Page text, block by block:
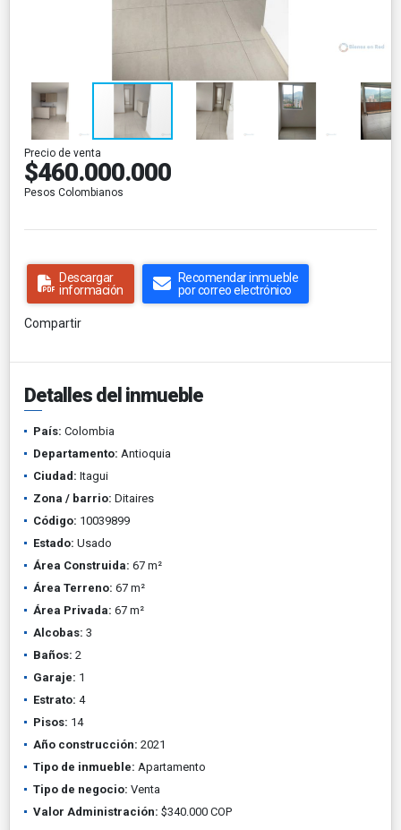
Precio de venta
$460.000.000
Pesos Colombianos
Descargar
información
Recomendar inmueble
por correo electrónico
Compartir
Detalles del inmueble
País: Colombia
Departamento: Antioquia
Ciudad: Itagui
Zona / barrio: Ditaires
Código: 10039899
Estado: Usado
Área Construida: 67 m²
Área Terreno: 67 m²
Área Privada: 67 m²
Alcobas: 3
Baños: 2
Garaje: 1
Estrato: 4
Pisos: 14
Año construcción: 2021
Tipo de inmueble: Apartamento
Tipo de negocio: Venta
Valor Administración: $340.000 COP